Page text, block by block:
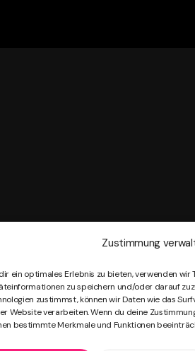
Zustimmung
ein optimales Erlebnis zu bieten, verwenden wir
zu speichern und/oder darauf
zustimmst, können wir Daten wie das
Website verarbeiten. Wenn du deine
bestimmte Merkmale und Funktionen